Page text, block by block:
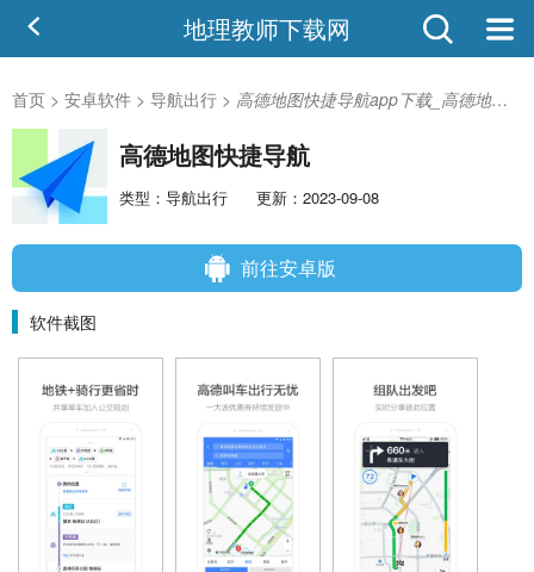
地理教师下载网
首页 > 安卓软件 > 导航出行 > 高德地图快捷导航app下载_高德地图快捷导航v13.00.1.2021 安卓版
高德地图快捷导航
类型：导航出行 更新：2023-09-08
前往安卓版
软件截图